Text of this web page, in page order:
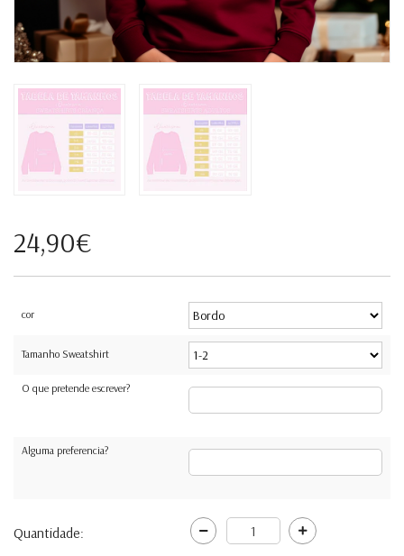
24,90€
cor
Tamanho Sweatshirt
O que pretende escrever?
Alguma preferencia?
Quantidade: